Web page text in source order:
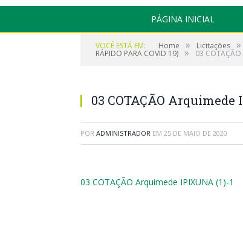
PÁGINA INICIAL
VOCÊ ESTÁ EM: Home » Licitações »
RÁPIDO PARA COVID 19) » 03
03 COTAÇÃO Arquimede
POR ADMINISTRADOR EM 25 DE MAIO DE 2020
03 COTAÇÃO Arquimede IPIXUNA (1)-1